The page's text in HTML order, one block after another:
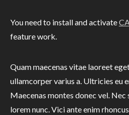
You need to install and activate
feature work.
Quam maecenas vitae laoreet
ullamcorper varius a. Ultricies eu
Maecenas montes donec vel. Nec
lorem nunc. Vici ante enim